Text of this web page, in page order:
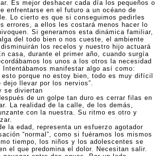
Es mejor deshacer cada día los pequeños o
enfrentarse en el futuro a un océano de
Lo cierto es que si conseguimos pedirles
errores, a ellos les costará menos hacer lo
Si generamos esta dinámica familiar,
del todo bien o nos cueste, el ambiente
los recelos y nuestro hijo actuará
casa, durante el primer año, cuando surgía
los unos a los otros la necesidad
manifestar algo así como:
esto porque no estoy bien, todo es muy difícil
llevar por los nervios”.
se diviertan
de un golpe tan duro es cerrar filas en
La realidad de la calle, de los demás,
con la nuestra. Su ritmo es otro y
la edad, representa un esfuerzo agotador
“normal”, como si fuéramos los mismos
tiempo, los niños y los adolescentes se
el que predomina el dolor. Necesitan salir.